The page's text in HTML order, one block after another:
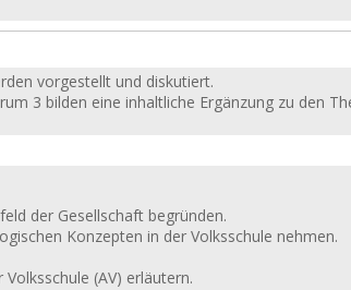
vorgestellt und diskutiert.
3 bilden eine inhaltliche Ergänzung zu den
der Gesellschaft begründen.
Konzepten in der Volksschule nehmen.
(AV) erläutern.